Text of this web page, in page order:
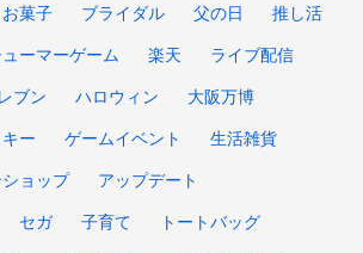
菓子 ブライダル 父の日 推し活
ーマーゲーム 楽天 ライブ配信
ブン ハロウィン 大阪万博
ー ゲームイベント 生活雑貨
ョップ アップデート
セガ 子育て トートバッグ